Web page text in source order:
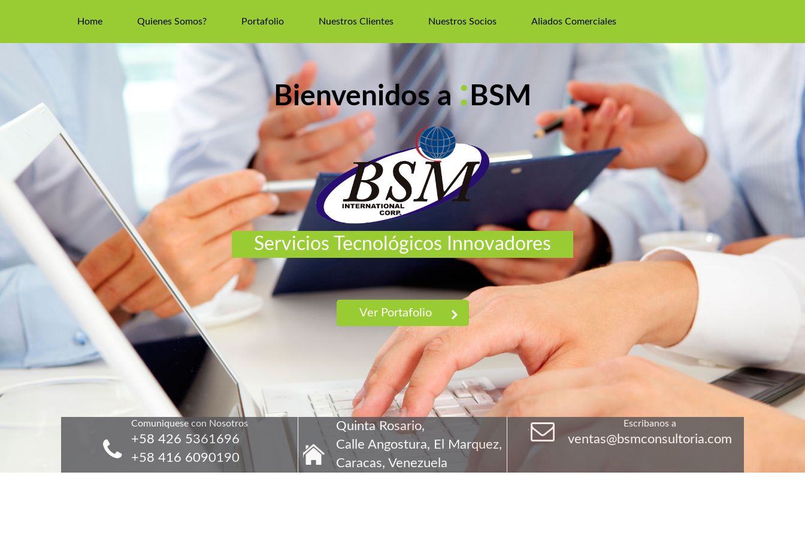
Home Quienes Somos? Portafolio Nuestros Clientes Nuestros Socios Aliados Comerciales
Bienvenidos a : BSM
Servicios Tecnológicos Innovadores
Ver Portafolio
Comuniquese con Nosotros
+58 426 5361696
+58 416 6090190
Quinta Rosario,
Calle Angostura, El Marquez,
Caracas, Venezuela
Escribanos a
ventas@bsmconsultoria.com